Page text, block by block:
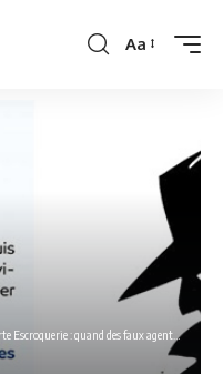
Font
Aa
: quand des faux agents SNI jouent les Super-Héros de l’Immobilier !